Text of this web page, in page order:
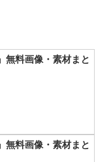
無料画像・素材まと
無料画像・素材まと